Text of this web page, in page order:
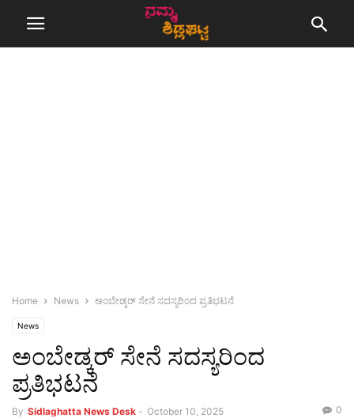
Home News ಅಂಬೇಡ್ಕರ್ ಸೇನೆ ಸದಸ್ಯರಿಂದ ಪ್ರತಿಭಟನೆ
News
ಅಂಬೇಡ್ಕರ್ ಸೇನೆ ಸದಸ್ಯರಿಂದ
ಪ್ರತಿಭಟನೆ
By Sidlaghatta News Desk - October 10, 2025 0